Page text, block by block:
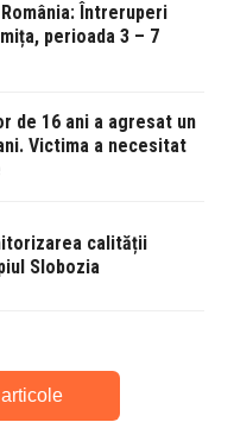
Întreruperi
perioada 3 – 7
de 16 ani a agresat un
Victima a necesitat
calității
Slobozia